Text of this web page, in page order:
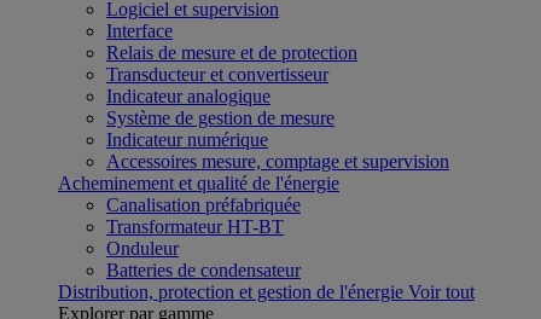
Logiciel et supervision
Interface
Relais de mesure et de protection
Transducteur et convertisseur
Indicateur analogique
Système de gestion de mesure
Indicateur numérique
Accessoires mesure, comptage et supervision
Acheminement et qualité de l'énergie
Canalisation préfabriquée
Transformateur HT-BT
Onduleur
Batteries de condensateur
Distribution, protection et gestion de l'énergie Voir tout
Explorer par gamme